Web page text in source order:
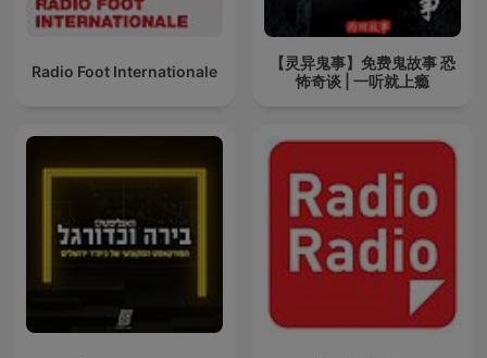
Radio Foot Internationale
【灵异鬼事】免费鬼故事 恐
怖奇谈 | 一听就上瘾